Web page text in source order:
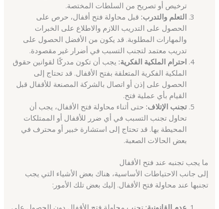
ترخيص أو تصريح من السلطات المختصة.
التعلم والتدرب: قبل محاولة فتح أقفال، حرص على
الحصول على التدريب اللازم والاطلاع على الخبرات
والمهارات المطلوبة. قد يكون من الأفضل الحصول على
تدريب معتمد لتجنب التسبب في أضرار غير مقصودة.
احترام الملكية الفكرية: يجب أن تكون مدركًا لقوانين حقوق
الملكية الفكرية المتعلقة بفتح الأقفال. قد تحتاج إلى
الحصول على إذن أو اتصال بالشركة المصنعة للأقفال قبل
القيام بأي عملية فتح.
تجنب الإتلاف: حتى أثناء محاولة فتح الأقفال، يجب أن
تحاول تجنب التسبب في أي ضرر للأقفال أو الممتلكات
المحيطة بها. قد تحتاج إلى استشارة خبير أو محترف في
بعض الحالات الصعبة.
ما يجب تجنبه عند فتح الأقفال
إلى جانب الاحتياطات الأساسية، هناك بعض الأشياء التي يجب
تجنبها عند محاولة فتح الأقفال. إليك بعض تلك الأمور: